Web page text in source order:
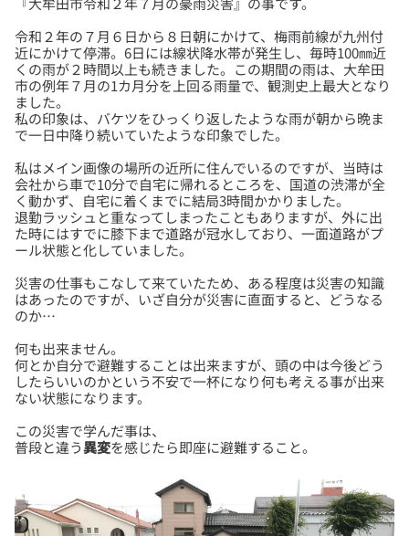
令和２年の７月６日から８日朝にかけて、梅雨前線が九州付
近にかけて停滞。6日には線状降水帯が発生し、毎時100㎜近
くの雨が２時間以上も続きました。この期間の雨は、大牟田
市の例年７月の1カ月分を上回る雨量で、観測史上最大となり
ました。
私の印象は、バケツをひっくり返したような雨が朝から晩ま
私はメイン画像の場所の近所に住んでいるのですが、当時は
会社から車で10分で自宅に帰れるところを、国道の渋滞が全
く動かず、自宅に着くまでに結局3時間かかりました。
退勤ラッシュと重なってしまったこともありますが、外に出
た時にはすでに膝下まで道路が冠水しており、一面道路がプ
災害の仕事もこなして来ていたため、ある程度は災害の知識
はあったのですが、いざ自分が災害に直面すると、どうなる
何も出来ません。
何とか自分で避難することは出来ますが、頭の中は今後どう
したらいいのかという不安で一杯になり何も考える事が出来
この災害で学んだ事は、
普段と違う異変